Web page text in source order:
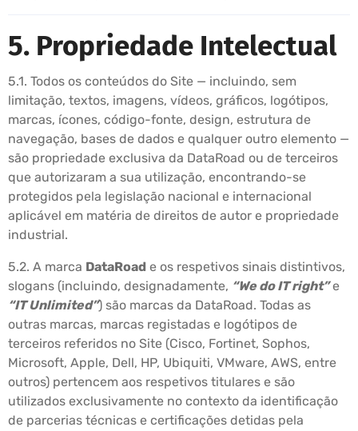
5. Propriedade Intelectual
5.1. Todos os conteúdos do Site — incluindo, sem
limitação, textos, imagens, vídeos, gráficos, logótipos,
marcas, ícones, código-fonte, design, estrutura de
navegação, bases de dados e qualquer outro elemento —
são propriedade exclusiva da DataRoad ou de terceiros
que autorizaram a sua utilização, encontrando-se
protegidos pela legislação nacional e internacional
aplicável em matéria de direitos de autor e propriedade
industrial.
5.2. A marca DataRoad e os respetivos sinais distintivos,
slogans (incluindo, designadamente, “We do IT right”e
“IT Unlimited”) são marcas da DataRoad. Todas as
outras marcas, marcas registadas e logótipos de
terceiros referidos no Site (Cisco, Fortinet, Sophos,
Microsoft, Apple, Dell, HP, Ubiquiti, VMware, AWS, entre
outros) pertencem aos respetivos titulares e são
utilizados exclusivamente no contexto da identificação
de parcerias técnicas e certificações detidas pela